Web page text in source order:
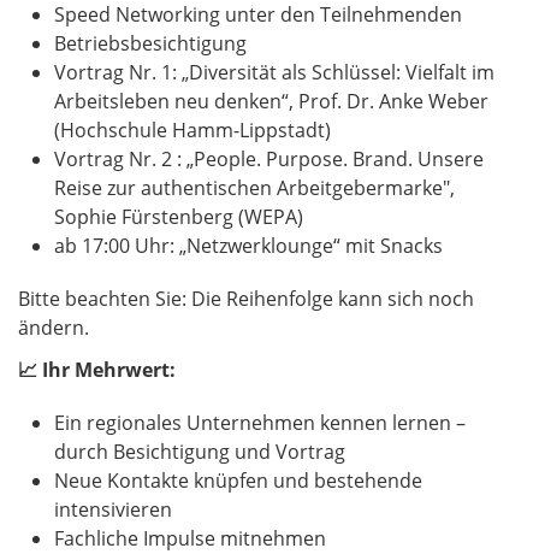
Speed Networking unter den Teilnehmenden
Betriebsbesichtigung
Vortrag Nr. 1: „Diversität als Schlüssel: Vielfalt im
Arbeitsleben neu denken“, Prof. Dr. Anke Weber
(Hochschule Hamm-Lippstadt)
Vortrag Nr. 2 : „People. Purpose. Brand. Unsere
Reise zur authentischen Arbeitgebermarke",
Sophie Fürstenberg (WEPA)
ab 17:00 Uhr: „Netzwerklounge“ mit Snacks
Bitte beachten Sie: Die Reihenfolge kann sich noch
ändern.
📈 Ihr Mehrwert:
Ein regionales Unternehmen kennen lernen –
durch Besichtigung und Vortrag
Neue Kontakte knüpfen und bestehende
intensivieren
Fachliche Impulse mitnehmen